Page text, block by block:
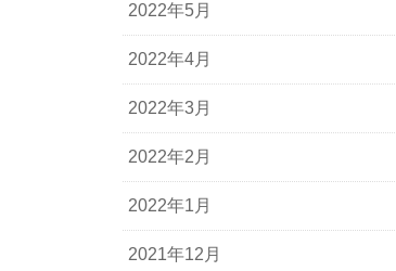
2022年5月
2022年4月
2022年3月
2022年2月
2022年1月
2021年12月